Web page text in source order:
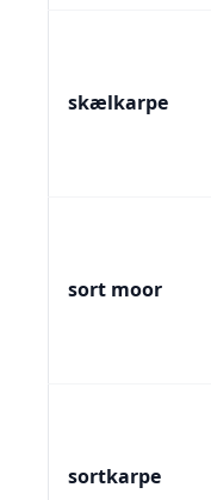
skælkarpe
sort moor
sortkarpe